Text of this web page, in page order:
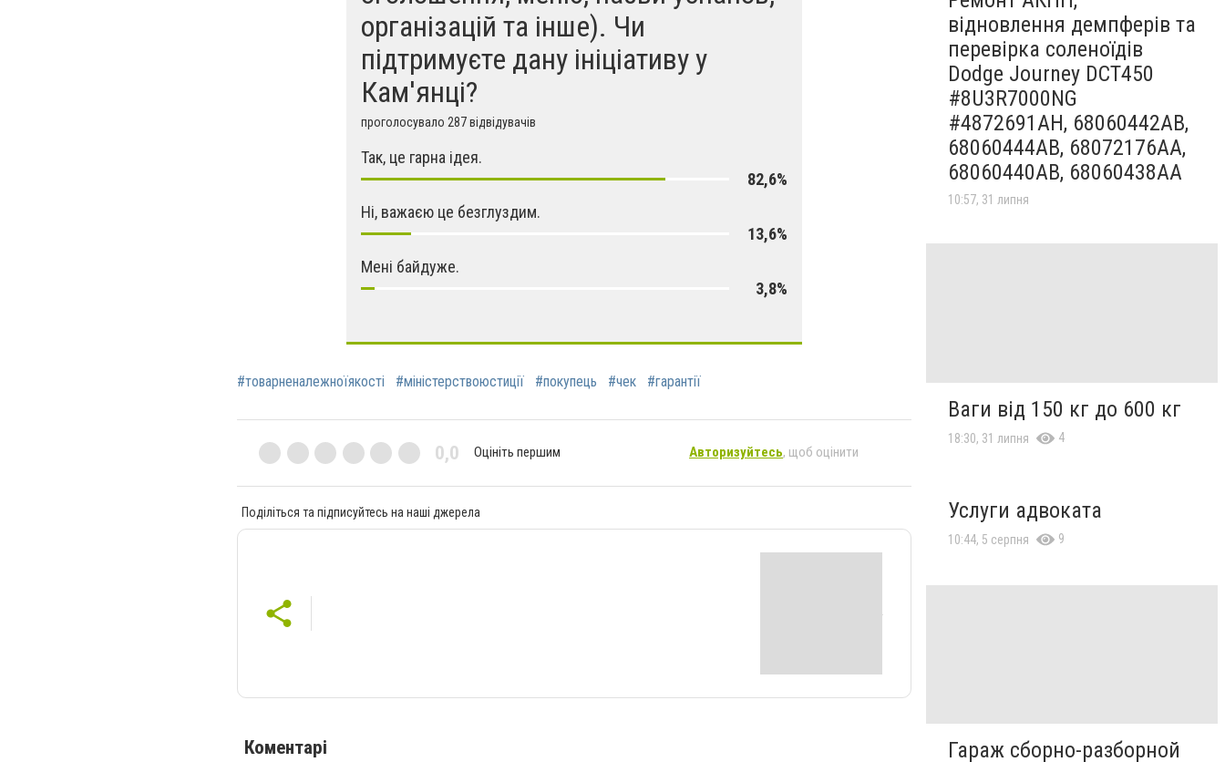
організацій та інше). Чи
підтримуєте дану ініціативу у
Кам'янці?
проголосувало 287 відвідувачів
Так, це гарна ідея.
82,6%
Ні, важаєю це безглуздим.
13,6%
Мені байдуже.
3,8%
#товарненалежноїякості #міністерствоюстиції #покупець #чек #гарантії
0,0 Оцініть першим Авторизуйтесь, щоб оцінити
Поділіться та підписуйтесь на наші джерела
Коментарі
відновлення демпферів та
перевірка соленоїдів
Dodge Journey DCT450
#8U3R7000NG
#4872691AH, 68060442AB,
68060444AB, 68072176AA,
68060440AB, 68060438AA
10:57, 31 липня
Ваги від 150 кг до 600 кг
18:30, 31 липня 4
Услуги адвоката
10:44, 5 серпня 9
Гараж сборно-разборной